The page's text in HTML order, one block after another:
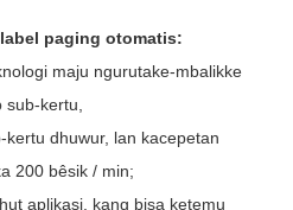
paging otomatis:
maju ngurutake-mbalikke
sub-kertu,
dhuwur, lan kacepetan
200 bêsik / min;
aplikasi, kang bisa ketemu